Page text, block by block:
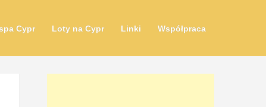
Cypr Loty na Cypr Linki Współpraca